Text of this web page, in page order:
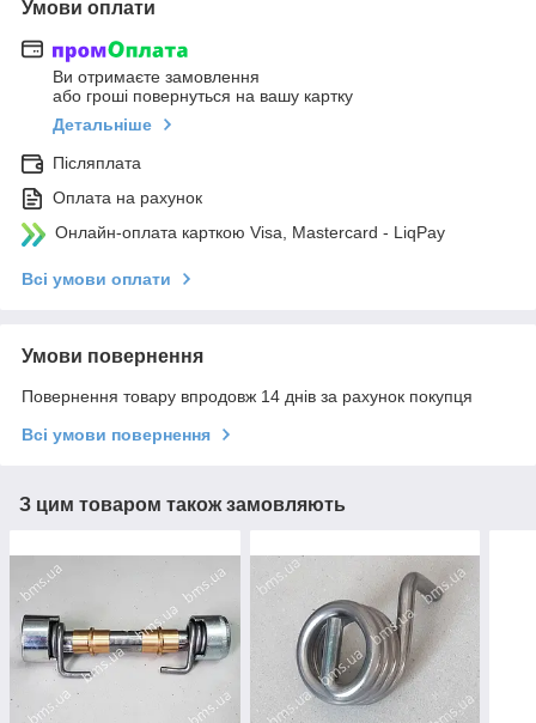
Умови оплати
Ви отримаєте замовлення
або гроші повернуться на вашу картку
Детальніше
Післяплата
Оплата на рахунок
Онлайн-оплата карткою Visa, Mastercard - LiqPay
Всі умови оплати
Умови повернення
Повернення товару впродовж 14 днів за рахунок покупця
Всі умови повернення
З цим товаром також замовляють